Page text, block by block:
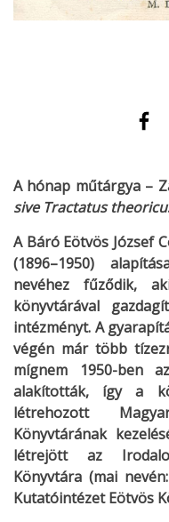
A hónap műtárgya –
sive Tractatus
A Báró Eötvös József
(1896–1950)
nevéhez fűződik,
könyvtárával
intézményt. A
végén már több
mígnem 1950-ben
alakították, így a
létrehozott
Könyvtárának
létrejött az
Könyvtára (mai
Kutatóintézet Eötvös